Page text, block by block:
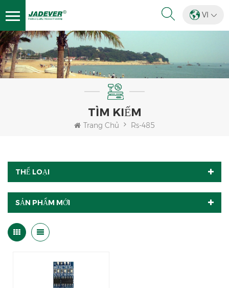
VI
TÌM KIẾM
Trang Chủ Rs-485
THỂ LOẠI
SẢN PHẨM MỚI